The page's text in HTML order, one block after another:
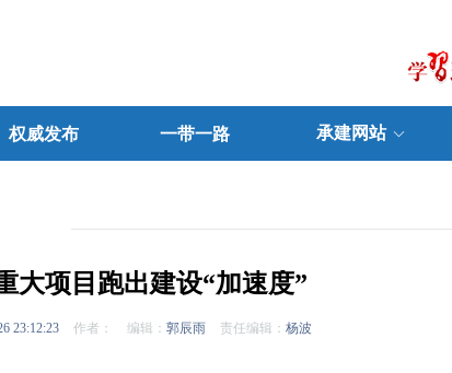
权威发布 一带一路 承建网站
大项目跑出建设“加速度”
23:12:23 作者： 编辑： 郭辰雨 责任编辑： 杨波